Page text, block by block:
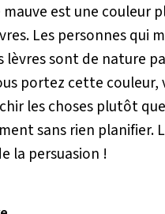
mauve est une couleur
Les personnes qui
lèvres sont de nature
portez cette couleur,
les choses plutôt
sans rien planifier.
la persuasion !